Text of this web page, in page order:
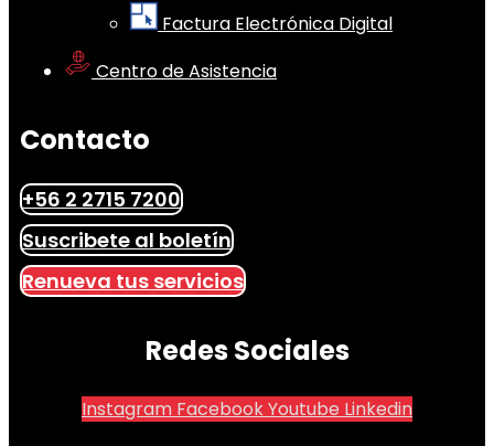
Factura Electrónica Digital
Centro de Asistencia
Contacto
+56 2 2715 7200
Suscribete al boletín
Renueva tus servicios
Redes Sociales
Instagram FacebookYoutube Linkedin